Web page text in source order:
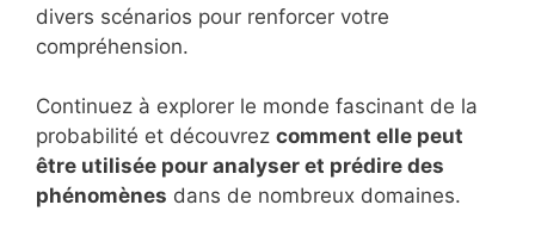
divers scénarios pour renforcer votre
compréhension.
Continuez à explorer le monde fascinant de la
probabilité et découvrez comment elle peut
être utilisée pour analyser et prédire des
phénomènes dans de nombreux domaines.